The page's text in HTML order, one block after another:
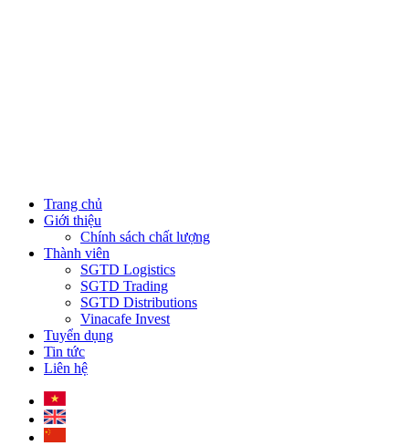
Trang chủ
Giới thiệu
Chính sách chất lượng
Thành viên
SGTD Logistics
SGTD Trading
SGTD Distributions
Vinacafe Invest
Tuyển dụng
Tin tức
Liên hệ